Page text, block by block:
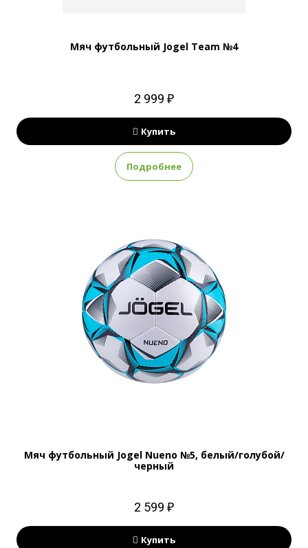
Мяч футбольный Jogel Team №4
2 999 ₽
Купить
Подробнее
Мяч футбольный Jogel Nueno №5, белый/голубой/
черный
2 599 ₽
Купить